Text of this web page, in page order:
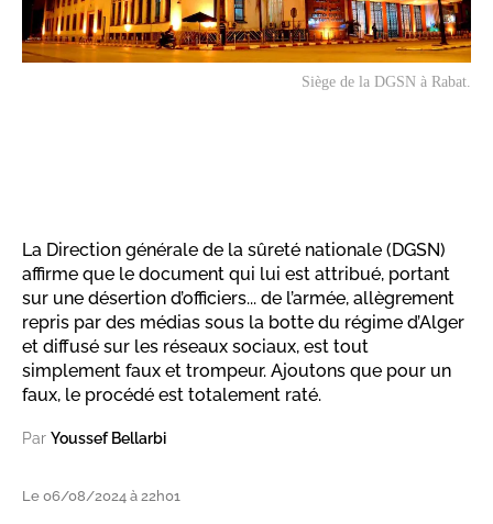
Siège de la DGSN à Rabat.
La Direction générale de la sûreté nationale (DGSN)
affirme que le document qui lui est attribué, portant
sur une désertion d’officiers... de l’armée, allègrement
repris par des médias sous la botte du régime d’Alger
et diffusé sur les réseaux sociaux, est tout
simplement faux et trompeur. Ajoutons que pour un
faux, le procédé est totalement raté.
Par Youssef Bellarbi
Le 06/08/2024 à 22h01